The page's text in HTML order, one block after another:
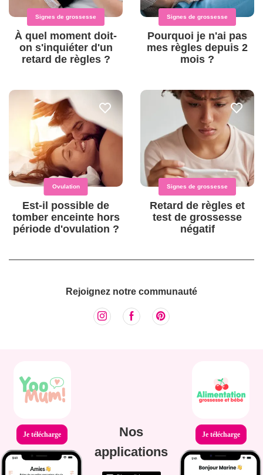
Signes de grossesse
À quel moment doit-
on s'inquiéter d'un
retard de règles ?
Signes de grossesse
Pourquoi je n'ai pas
mes règles depuis 2
mois ?
Ovulation
Est-il possible de
tomber enceinte hors
période d'ovulation ?
Signes de grossesse
Retard de règles et
test de grossesse
négatif
Rejoignez notre communauté
Je télécharge
Nos
applications
Je télécharge